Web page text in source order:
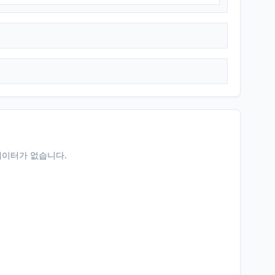
터가 없습니다.